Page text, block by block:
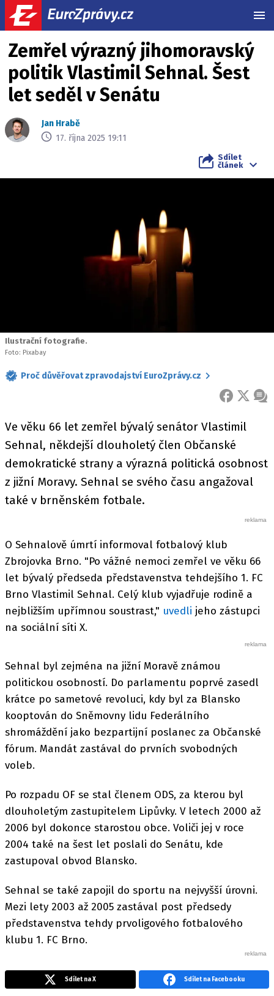
Zemřel výrazný jihomoravský
politik Vlastimil Sehnal. Šest
let seděl v Senátu
Jan Hrabě
17. října 2025 19:11
Sdílet
článek
Ilustrační fotografie.
Foto: Pixabay
Proč důvěřovat zpravodajství EuroZprávy.cz
FACEBOOK
X
Ve věku 66 let zemřel bývalý senátor Vlastimil
Sehnal, někdejší dlouholetý člen Občanské
demokratické strany a výrazná politická osobnost
z jižní Moravy. Sehnal se svého času angažoval
také v brněnském fotbale.
O Sehnalově úmrtí informoval fotbalový klub
Zbrojovka Brno. "Po vážné nemoci zemřel ve věku 66
let bývalý předseda představenstva tehdejšího 1. FC
Brno Vlastimil Sehnal. Celý klub vyjadřuje rodině a
nejbližším upřímnou soustrast," uvedli jeho zástupci
na sociální síti X.
Sehnal byl zejména na jižní Moravě známou
politickou osobností. Do parlamentu poprvé zasedl
krátce po sametové revoluci, kdy byl za Blansko
kooptován do Sněmovny lidu Federálního
shromáždění jako bezpartijní poslanec za Občanské
fórum. Mandát zastával do prvních svobodných
voleb.
Po rozpadu OF se stal členem ODS, za kterou byl
dlouholetým zastupitelem Lipůvky. V letech 2000 až
2006 byl dokonce starostou obce. Voliči jej v roce
2004 také na šest let poslali do Senátu, kde
zastupoval obvod Blansko.
Sehnal se také zapojil do sportu na nejvyšší úrovni.
Mezi lety 2003 až 2005 zastával post předsedy
představenstva tehdy prvoligového fotbalového
klubu 1. FC Brno.
Sdílet na X Sdílet na Facebooku